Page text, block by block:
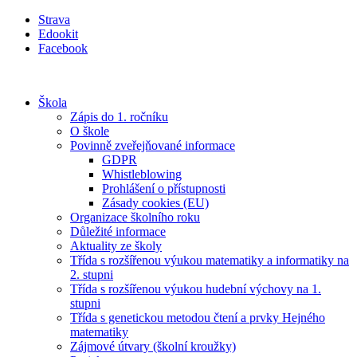
Přejít
obsahu
Strava
Edookit
Facebook
Škola
Zápis do 1. ročníku
O škole
Povinně zveřejňované informace
GDPR
Whistleblowing
Prohlášení o přístupnosti
Zásady cookies (EU)
Organizace školního roku
Důležité informace
Aktuality ze školy
Třída s rozšířenou výukou matematiky a informatiky na
2. stupni
Třída s rozšířenou výukou hudební výchovy na 1.
stupni
Třída s genetickou metodou čtení a prvky Hejného
matematiky
Zájmové útvary (školní kroužky)